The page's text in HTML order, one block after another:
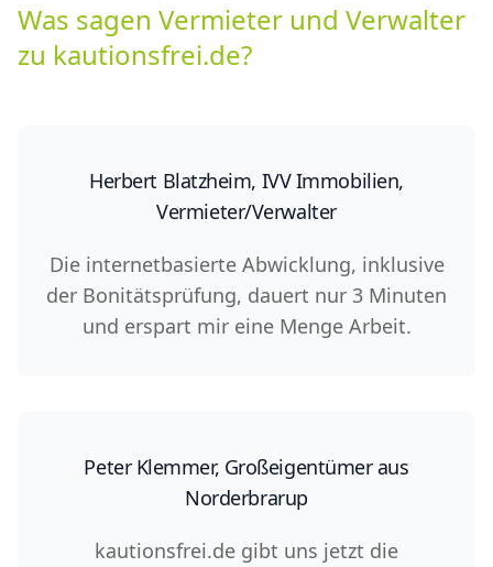
Was sagen Vermieter und Verwalter
zu kautionsfrei.de?
Herbert Blatzheim, IVV Immobilien,
Vermieter/Verwalter
Die internetbasierte Abwicklung, inklusive
der Bonitätsprüfung, dauert nur 3 Minuten
und erspart mir eine Menge Arbeit.
Peter Klemmer, Großeigentümer aus
Norderbrarup
kautionsfrei.de gibt uns jetzt die